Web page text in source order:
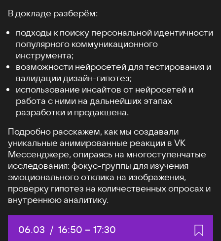
В докладе разберём:
подходы к поиску персональной идентичности
популярного коммуникационного
инструмента;
возможности нейросетей для тестирования и
валидации дизайн-гипотез;
использование инсайтов от нейросетей и
работа с ними на дальнейших этапах
разработки и продакшена.
Подробно расскажем, как мы создавали
уникальные анимированные реакции в VK
Мессенджере, опираясь на многоступенчатые
исследования: фокус-группы для изучения
эмоционального отклика на изображения,
проверку гипотез на количественных опросах и
внутреннюю аналитику.
Дата:
06.03 / Начало:
16:50 – Конец:
17:30